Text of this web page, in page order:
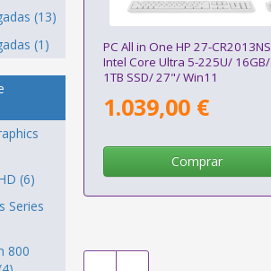
(13)
(1)
(6)
Series
800
PC All in One HP 27-CR2013NS
Intel Core Ultra 5-225U/ 16GB/
1TB SSD/ 27"/ Win11
1.039,00 €
Comprar